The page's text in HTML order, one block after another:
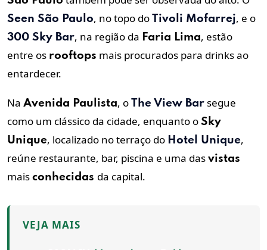
Seen São Paulo, no topo do Tivoli Mofarrej, e o
300 Sky Bar, na região da Faria Lima, estão
entre os rooftops mais procurados para drinks ao
entardecer.
Na Avenida Paulista, o The View Bar segue
como um clássico da cidade, enquanto o Sky
Unique, localizado no terraço do Hotel Unique,
reúne restaurante, bar, piscina e uma das vistas
mais conhecidas da capital.
VEJA MAIS